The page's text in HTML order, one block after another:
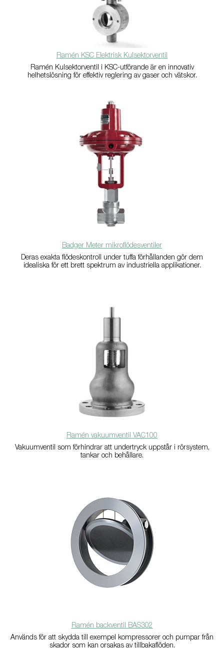
Ramén KSC Elektrisk Kulsektorventil
Ramén Kulsektorventil i KSC-utförande är en innovativ
helhetslösning för effektiv reglering av gaser och vätskor.
Badger Meter mikroflödesventiler
Deras exakta flödeskontroll under tuffa förhållanden gör dem
idealiska för ett brett spektrum av industriella applikationer.
Ramén vakuumventil VAC100
Vakuumventil som förhindrar att undertryck uppstår i rörsystem,
tankar och behållare.
Ramén backventil BAS302
Används för att skydda till exempel kompressorer och pumpar från
skador som kan orsakas av tillbakaflöden.